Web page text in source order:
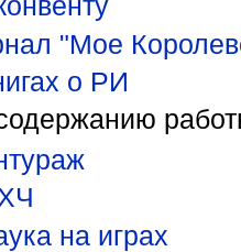
"Мое
о РИ
на играх